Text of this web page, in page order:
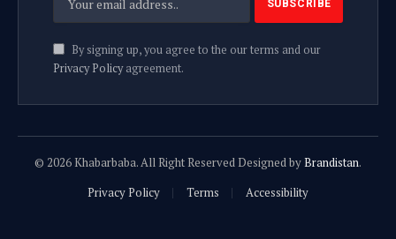
By signing up, you agree to the our terms and our
Privacy Policyagreement.
© 2026 Khabarbaba. All Right Reserved Designed byBrandistan.
Privacy Policy
Terms Accessibility